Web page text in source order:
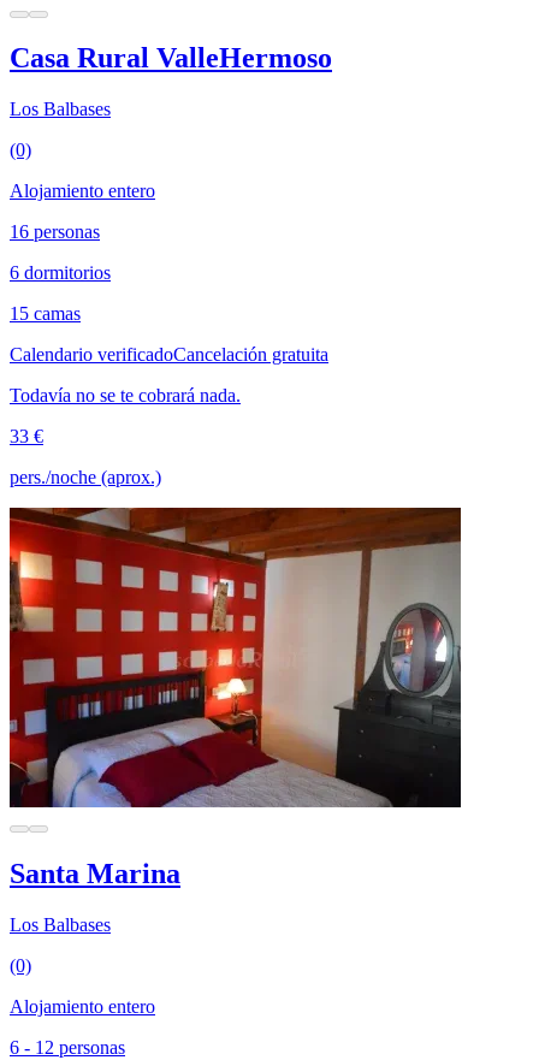
Casa Rural ValleHermoso
Los Balbases
(0)
Alojamiento entero
16 personas
6 dormitorios
15 camas
Calendario verificadoCancelación gratuita
Todavía no se te cobrará nada.
33 €
pers./noche (aprox.)
Santa Marina
Los Balbases
(0)
Alojamiento entero
6 - 12 personas